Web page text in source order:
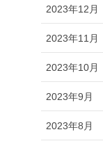
2023年12月
2023年11月
2023年10月
2023年9月
2023年8月